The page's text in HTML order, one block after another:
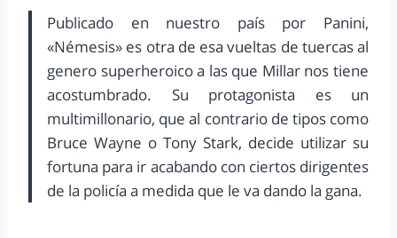
Publicado en nuestro país por Panini,
«Némesis» es otra de esa vueltas de tuercas al
genero superheroico a las que Millar nos tiene
acostumbrado. Su protagonista es un
multimillonario, que al contrario de tipos como
Bruce Wayne o Tony Stark, decide utilizar su
fortuna para ir acabando con ciertos dirigentes
de la policía a medida que le va dando la gana.